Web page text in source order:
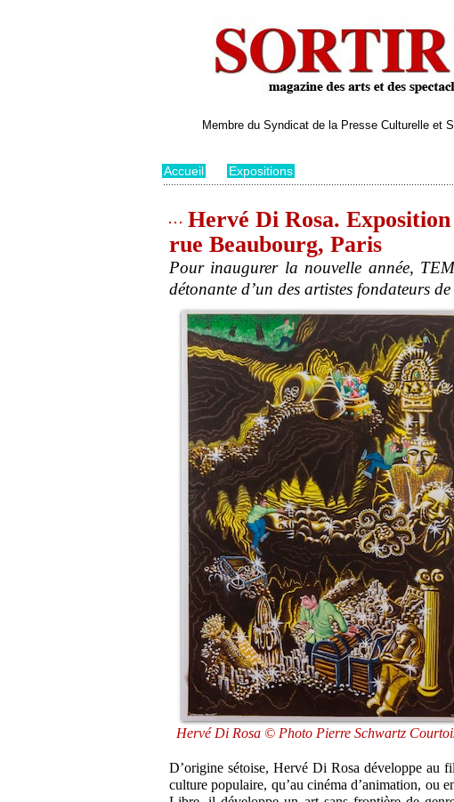
Membre du Syndicat de la Presse Culturelle et
Accueil Expositions
Hervé Di Rosa.
rue Beaubourg, Paris
Pour inaugurer la nouvelle année,
détonante d’un des artistes fondateurs
Hervé Di Rosa © Photo Pierre Schwartz
D’origine sétoise, Hervé Di Rosa développe au
culture populaire, qu’au cinéma d’animation, ou